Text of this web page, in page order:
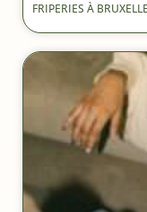
FRIPERIES À